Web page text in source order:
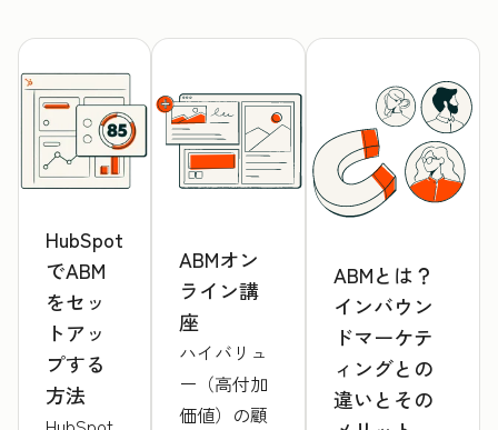
HubSpot
でABM
をセッ
トアッ
プする
方法
ABMオン
ライン講
座
ハイバリュ
ー（高付加
価値）の顧
ABMとは？
インバウン
ドマーケテ
ィングとの
違いとその